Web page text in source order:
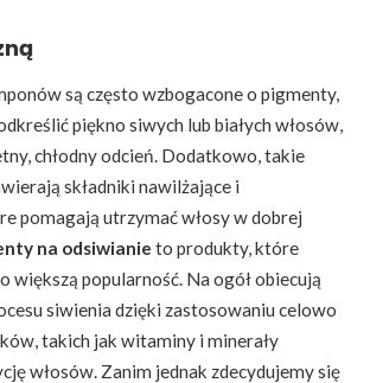
są często wzbogacone o pigmenty,
piękno siwych lub białych włosów,
chłodny odcień. Dodatkowo, takie
składniki nawilżające i
pomagają utrzymać włosy w dobrej
na odsiwianie to produkty, które
większą popularność. Na ogół obiecują
siwienia dzięki zastosowaniu celowo
takich jak witaminy i minerały
włosów. Zanim jednak zdecydujemy się